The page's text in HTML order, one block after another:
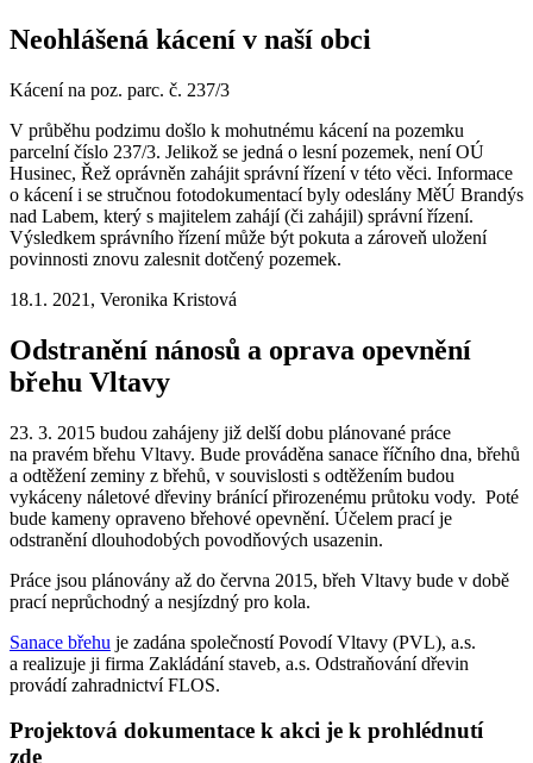
Neohlášená kácení v naší obci
Kácení na poz. parc. č. 237/3
V průběhu podzimu došlo k mohutnému kácení na pozemku
parcelní číslo 237/3. Jelikož se jedná o lesní pozemek, není OÚ
Husinec, Řež oprávněn zahájit správní řízení v této věci. Informace
o kácení i se stručnou fotodokumentací byly odeslány MěÚ Brandýs
nad Labem, který s majitelem zahájí (či zahájil) správní řízení.
Výsledkem správního řízení může být pokuta a zároveň uložení
povinnosti znovu zalesnit dotčený pozemek.
18.1. 2021, Veronika Kristová
Odstranění nánosů a oprava opevnění
břehu Vltavy
23. 3. 2015 budou zahájeny již delší dobu plánované práce
na pravém břehu Vltavy. Bude prováděna sanace říčního dna, břehů
a odtěžení zeminy z břehů, v souvislosti s odtěžením budou
vykáceny náletové dřeviny bránící přirozenému průtoku vody. Poté
bude kameny opraveno břehové opevnění. Účelem prací je
odstranění dlouhodobých povodňových usazenin.
Práce jsou plánovány až do června 2015, břeh Vltavy bude v době
prací neprůchodný a nesjízdný pro kola.
Sanace břehu je zadána společností Povodí Vltavy (PVL), a.s.
a realizuje ji firma Zakládání staveb, a.s. Odstraňování dřevin
provádí zahradnictví FLOS.
Projektová dokumentace k akci je k prohlédnutí
zde